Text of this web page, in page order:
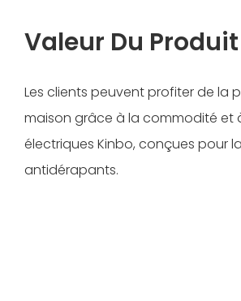
Valeur Du Produit
Les clients peuvent profiter de la
maison grâce à la commodité et
électriques Kinbo, conçues pour
antidérapants.